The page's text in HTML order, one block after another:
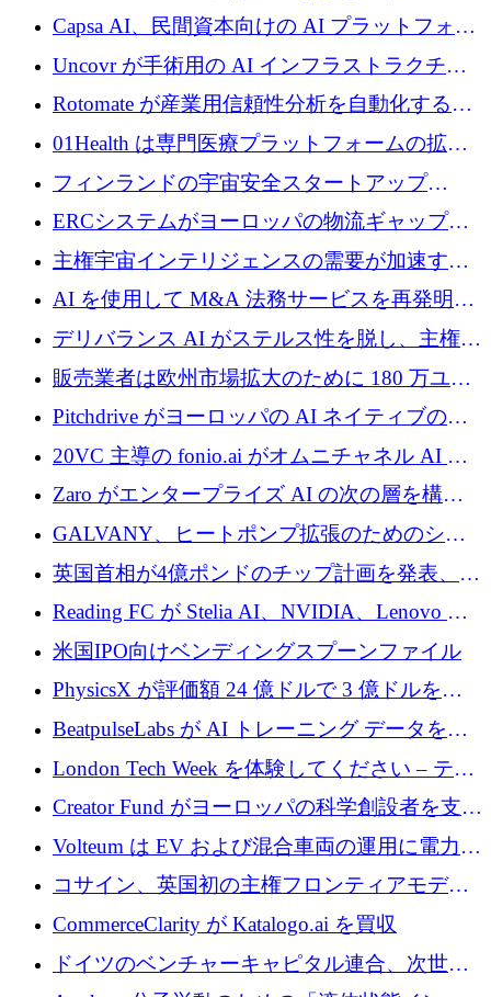
ブ ロボティクス プラットフォームを拡張する
ためにシリーズ C で最大 14 億ドルを確保
Capsa AI、民間資本向けの AI プラットフォー
ムを拡大するために 1,800 万ドルを調達
Uncovr が手術用の AI インフラストラクチャ
を構築するために 700 万ドルを調達
Rotomate が産業用信頼性分析を自動化するた
めに 210 万ユーロを調達
01Health は専門医療プラットフォームの拡大
に 1,500 万ドルを確保
フィンランドの宇宙安全スタートアップ
Aavuus が、スペースデブリ追跡に取り組むプ
レシード資金を獲得
ERCシステムがヨーロッパの物流ギャップを
埋めるために設計された重量物運搬用eVTOL
であるVictorを発表
主権宇宙インテリジェンスの需要が加速する
中、ICEYEは評価額100億ユーロ以上で4億
AI を使用して M&A 法務サービスを再発明す
るために 110 万ユーロを適切に確保
デリバランス AI がステルス性を脱し、主権の
あるエンタープライズ AI を強化
販売業者は欧州市場拡大のために 180 万ユー
ロを確保
Pitchdrive がヨーロッパの AI ネイティブの創
業者を支援するために 6,000 万ユーロを調達
20VC 主導の fonio.ai がオムニチャネル AI プ
ラットフォームのために 1,700 万ドルを調達
Zaro がエンタープライズ AI の次の層を構築
するために 510 万ドルを獲得
GALVANY、ヒートポンプ拡張のためのシー
ドラウンドで1,000万ユーロを確保
英国首相が4億ポンドのチップ計画を発表、英
国の新興企業は「ここで拡大」し「ここに留
まる」
Reading FC が Stelia AI、NVIDIA、Lenovo と
協力して AI Center of Excellence を立ち上げ
米国IPO向けベンディングスプーンファイル
PhysicsX が評価額 24 億ドルで 3 億ドルを調
達
BeatpulseLabs が AI トレーニング データを拡
張するために 180 万ドルのプレシードを調達
London Tech Week を体験してください – テク
ノロジーがヨーロッパのイノベーションの未
来を形作る場所
Creator Fund がヨーロッパの科学創設者を支援
するために 5,600 万ドルを調達
Volteum は EV および混合車両の運用に電力を
供給するために 250 万ユーロを寄付
コサイン、英国初の主権フロンティアモデル
で業界の支援を確保
CommerceClarity が Katalogo.ai を買収
ドイツのベンチャーキャピタル連合、次世代
スタートアップの成長に向けて機関投資家へ